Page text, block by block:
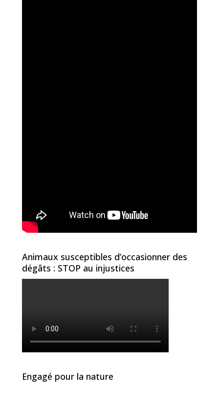
Animaux susceptibles d’occasionner des
dégâts : STOP au injustices
Engagé pour la nature